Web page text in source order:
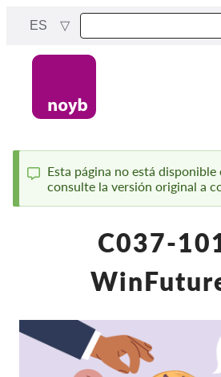
content
ES
Proyectos
Todos los
Reports &
Exercise
¡Apoyanos!
Status
message
Esta página no está disponible
consulte la versión original a
C037-